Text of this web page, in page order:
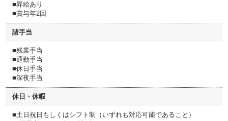
■昇給あり
■賞与年2回
諸手当
■残業手当
■通勤手当
■休日手当
■深夜手当
休日・休暇
■土日祝日もしくはシフト制（いずれも対応可能であること）